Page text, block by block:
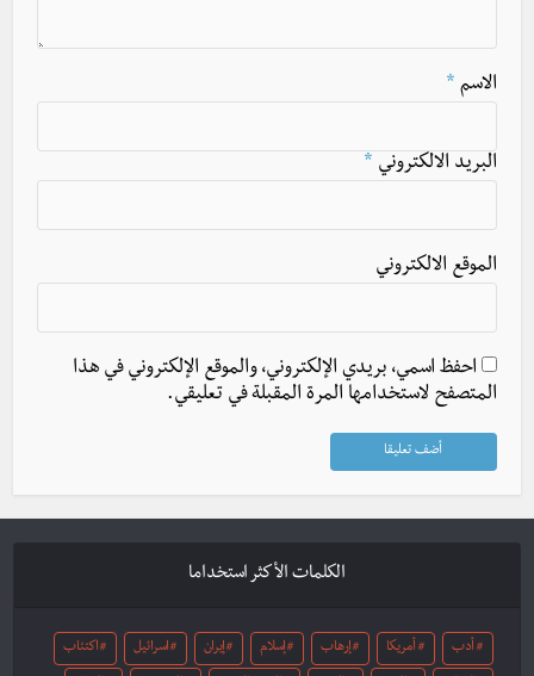
الاسم *
البريد الالكتروني *
الموقع الالكتروني
احفظ اسمي، بريدي الإلكتروني، والموقع الإلكتروني في هذا
المتصفح لاستخدامها المرة المقبلة في تعليقي.
الكلمات الأكثر استخداما
أدب أمريكا إرهاب إسلام إيران اسرائيل اكتئاب